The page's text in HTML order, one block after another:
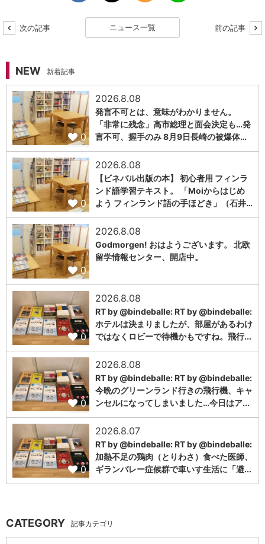
次の記事 ニュース一覧 前の記事
NEW 新着記事
0
2026.8.08
発言不可とは、意味がわかりません。
「非常に残念」高市総理と面会決定も…発
言不可、握手のみ 8月9日長崎の被爆体…
0
2026.8.08
【ビネバル出版の本】 初心者用 フィンラ
ンド語学習テキスト。 「Moiからはじめ
よう フィンランド語の手ほどき」（石井…
0
2026.8.08
Godmorgen! おはようございます。 北欧
留学情報センター、開店中。
0
2026.8.08
RT by @bindeballe: RT by @bindeballe:
ホテルは決まりましたが、部屋があるわけ
ではなくロビーで待機かもですね。飛行...
0
2026.8.08
RT by @bindeballe: RT by @bindeballe:
今晩のグリーンランド行きの飛行機、キャ
ンセルになってしまいました…今日はア...
0
2026.8.07
RT by @bindeballe: RT by @bindeballe:
加熱不足の鶏肉（とりわさ）食べた医師、
ギランバレー症候群で車いす生活に「避...
CATEGORY 記事カテゴリ